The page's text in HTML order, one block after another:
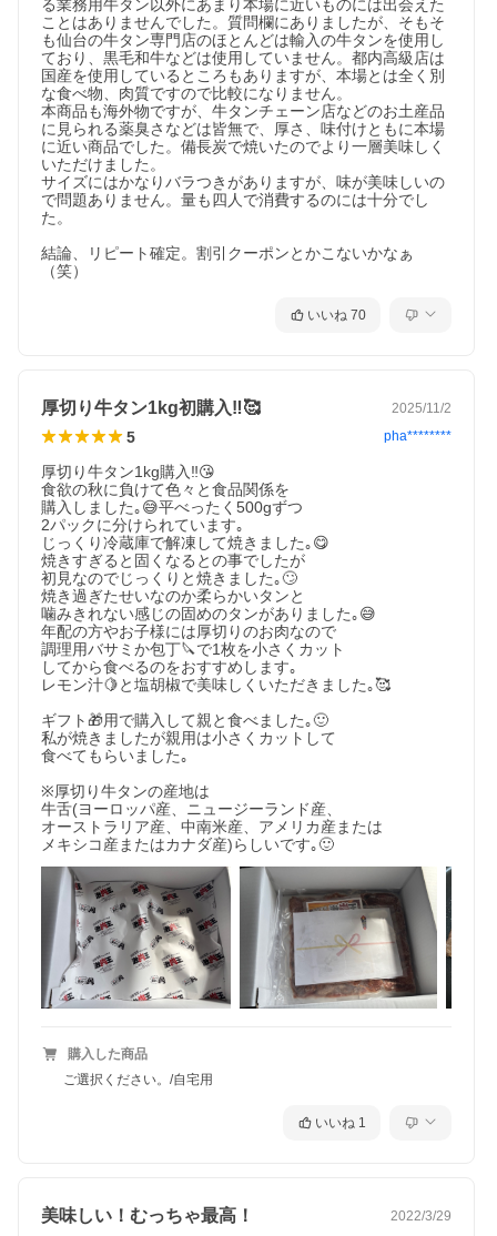
る業務用牛タン以外にあまり本場に近いものには出会えた
ことはありませんでした。質問欄にありましたが、そもそ
も仙台の牛タン専門店のほとんどは輸入の牛タンを使用し
ており、黒毛和牛などは使用していません。都内高級店は
国産を使用しているところもありますが、本場とは全く別
な食べ物、肉質ですので比較になりません。
本商品も海外物ですが、牛タンチェーン店などのお土産品
に見られる薬臭さなどは皆無で、厚さ、味付けともに本場
に近い商品でした。備長炭で焼いたのでより一層美味しく
いただけました。
サイズにはかなりバラつきがありますが、味が美味しいの
で問題ありません。量も四人で消費するのには十分でし
た。
結論、リピート確定。割引クーポンとかこないかなぁ
（笑）
いいね 70
厚切り牛タン1kg初購入‼️🥰 2025/11/2
5 pha********
厚切り牛タン1kg購入‼️😘
食欲の秋に負けて色々と食品関係を
購入しました｡😅平べったく500gずつ
2パックに分けられています｡
じっくり冷蔵庫で解凍して焼きました｡😋
焼きすぎると固くなるとの事でしたが
初見なのでじっくりと焼きました｡🙄
焼き過ぎたせいなのか柔らかいタンと
噛みきれない感じの固めのタンがありました｡😅
年配の方やお子様には厚切りのお肉なので
調理用バサミか包丁🔪で1枚を小さくカット
してから食べるのをおすすめします｡
レモン汁🍋と塩胡椒で美味しくいただきました｡🥰
ギフト🎁用で購入して親と食べました｡🙂
私が焼きましたが親用は小さくカットして
食べてもらいました｡
※厚切り牛タンの産地は
牛舌(ヨーロッパ産、ニュージーランド産、
オーストラリア産、中南米産、アメリカ産または
メキシコ産またはカナダ産)らしいです｡🙂
購入した商品
ご選択ください。/自宅用
いいね 1
美味しい！むっちゃ最高！ 2022/3/29